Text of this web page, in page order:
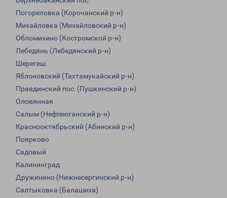
Погореловка (Корочанский р-н)
Михайловка (Михайловский р-н)
Обломихино (Костромской р-н)
Лебедянь (Лебедянский р-н)
Шерегеш
Яблоновский (Тахтамукайский р-н)
Правдинский пос. (Пушкинский р-н)
Оловянная
Салым (Нефтеюганский р-н)
Краснооктябрьский (Абинский р-н)
Поярково
Садовый
Калининград
Дружинино (Нижнесергинский р-н)
Салтыковка (Балашиха)